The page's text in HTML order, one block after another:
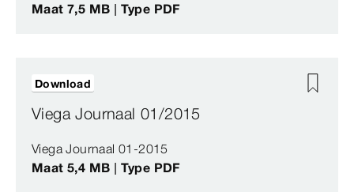
Maat 7,5 MB | Type PDF
Viega Journaal 01/2015
Viega Journaal 01-2015
Maat 5,4 MB | Type PDF
Download